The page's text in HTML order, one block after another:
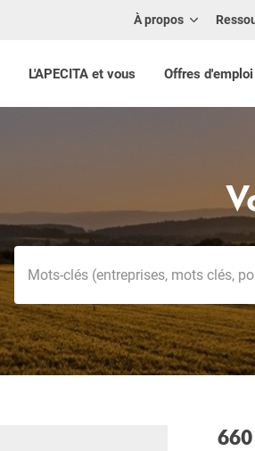
L'APECITA et vous Offres d'emploi
À propos